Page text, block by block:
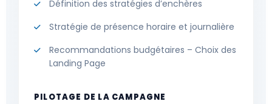
Définition des stratégies d’enchères
Stratégie de présence horaire et journalière
Recommandations budgétaires – Choix des
Landing Page
PILOTAGE DE LA CAMPAGNE